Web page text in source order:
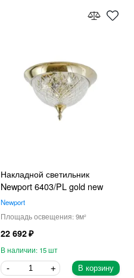
Накладной светильник
Newport 6403/PL gold new
Newport
9
22 692
15
В корзину